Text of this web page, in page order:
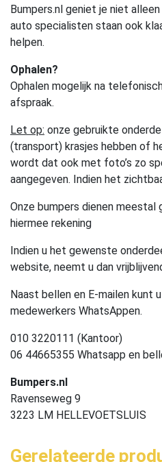
Bumpers.nl geniet je niet
auto specialisten staan ook
helpen.
Ophalen?
Ophalen mogelijk na
afspraak.
Let op: onze gebruikte
(transport) krasjes hebben of
wordt dat ook met foto’s zo
aangegeven. Indien het
Onze bumpers dienen
hiermee rekening
Indien u het gewenste
website, neemt u dan
Naast bellen en E-mailen kunt
medewerkers WhatsAppen.
010 3220111 (Kantoor)
06 44665355 Whatsapp en
Bumpers.nl
Ravenseweg 9
3223 LM HELLEVOETSLUIS
Gerelateerde